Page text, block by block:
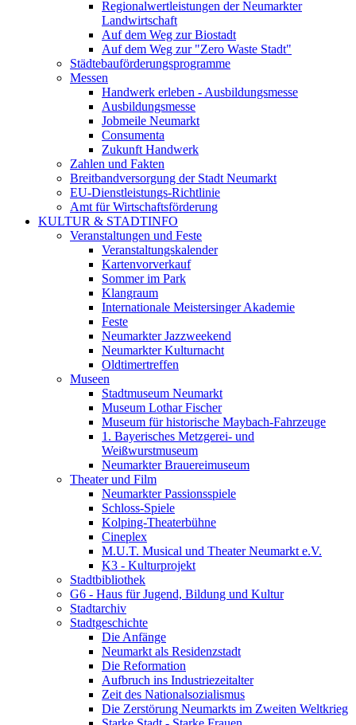
Regionalwertleistungen der Neumarkter
Landwirtschaft
Auf dem Weg zur Biostadt
Auf dem Weg zur "Zero Waste Stadt"
Städtebauförderungsprogramme
Messen
Handwerk erleben - Ausbildungsmesse
Ausbildungsmesse
Jobmeile Neumarkt
Consumenta
Zukunft Handwerk
Zahlen und Fakten
Breitbandversorgung der Stadt Neumarkt
EU-Dienstleistungs-Richtlinie
Amt für Wirtschaftsförderung
KULTUR & STADTINFO
Veranstaltungen und Feste
Veranstaltungskalender
Kartenvorverkauf
Sommer im Park
Klangraum
Internationale Meistersinger Akademie
Feste
Neumarkter Jazzweekend
Neumarkter Kulturnacht
Oldtimertreffen
Museen
Stadtmuseum Neumarkt
Museum Lothar Fischer
Museum für historische Maybach-Fahrzeuge
1. Bayerisches Metzgerei- und
Weißwurstmuseum
Neumarkter Brauereimuseum
Theater und Film
Neumarkter Passionsspiele
Schloss-Spiele
Kolping-Theaterbühne
Cineplex
M.U.T. Musical und Theater Neumarkt e.V.
K3 - Kulturprojekt
Stadtbibliothek
G6 - Haus für Jugend, Bildung und Kultur
Stadtarchiv
Stadtgeschichte
Die Anfänge
Neumarkt als Residenzstadt
Die Reformation
Aufbruch ins Industriezeitalter
Zeit des Nationalsozialismus
Die Zerstörung Neumarkts im Zweiten Weltkrieg